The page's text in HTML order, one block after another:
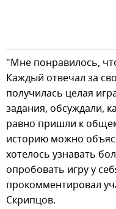
"Мне понравилось,
Каждый отвечал за
получилась целая
задания, обсуждали,
равно пришли к
историю можно
хотелось узнавать
опробовать игру у
прокомментировал
Скрипцов.